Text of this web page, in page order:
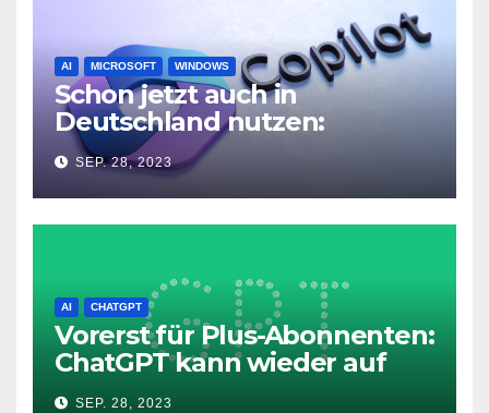
AI MICROSOFT WINDOWS
Schon jetzt auch in
Deutschland nutzen:
Microsoft Copilot in Windows
11 SEP. 28, 2023
AI CHATGPT
Vorerst für Plus-Abonnenten:
ChatGPT kann wieder auf
das Internet zugreifen
SEP. 28, 2023